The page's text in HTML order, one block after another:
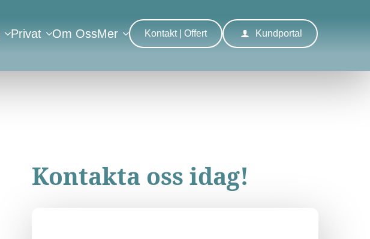
Privat Om OssMer Kontakt | Offert Kundportal
Kontakta oss idag!